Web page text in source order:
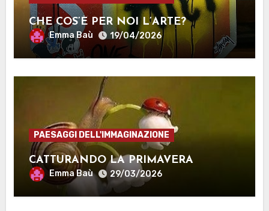
CHE COS’È PER NOI L’ARTE?
Emma Baù 19/04/2026
PAESAGGI DELL'IMMAGINAZIONE
CATTURANDO LA PRIMAVERA
Emma Baù 29/03/2026